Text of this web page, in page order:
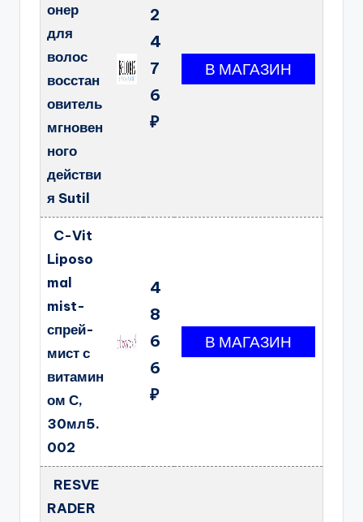
онер
для
волос
восстан
овитель
мгновен
ного
действи
я Sutil
2
4
7
6
₽
C-Vit
Liposo
mal
mist-
спрей-
мист с
витамин
ом С,
30мл5.
002
4
8
6
6
₽
RESVE
RADER